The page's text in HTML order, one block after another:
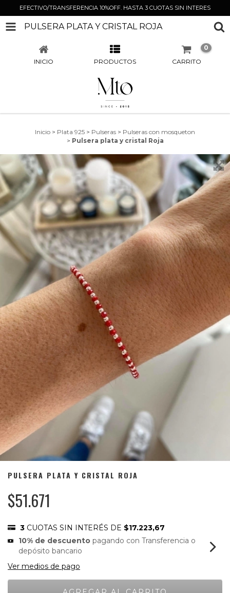
EFECTIVO/TRANSFERENCIA 10%OFF. HASTA 3 CUOTAS SIN INTERES
PULSERA PLATA Y CRISTAL ROJA
INICIO PRODUCTOS CARRITO
0
Inicio > Plata 925 > Pulseras > Pulseras con mosqueton
> Pulsera plata y cristal Roja
PULSERA PLATA Y CRISTAL ROJA
$51.671
3 CUOTAS SIN INTERÉS DE $17.223,67
10% de descuento pagando con Transferencia o
depósito bancario
Ver medios de pago